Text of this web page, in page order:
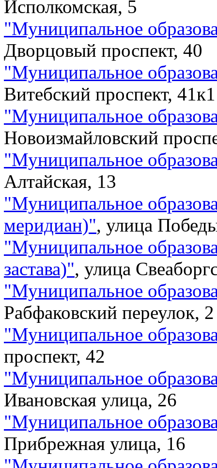
Исполкомская, 5
"Муниципальное
Дворцовый проспект, 40
"Муниципальное
Витебский проспект, 41к1
"Муниципальное
Новоизмайловский
"Муниципальное
Алтайская, 13
"Муниципальное
меридиан)", улица
"Муниципальное
застава)", улица
"Муниципальное
Рабфаковский переулок, 2
"Муниципальное
проспект, 42
"Муниципальное
Ивановская улица, 26
"Муниципальное
Прибрежная улица, 16